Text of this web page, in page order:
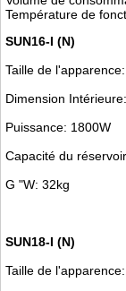
Température de
SUN16-I (N)
Taille de
Dimension
Puissance: 1800W
Capacité du
G "W: 32kg
SUN18-I (N)
Taille de